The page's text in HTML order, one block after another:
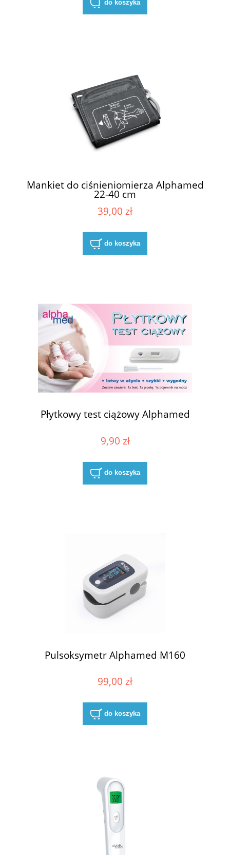
do koszyka
Mankiet do ciśnieniomierza Alphamed
22-40 cm
39,00 zł
do koszyka
Płytkowy test ciążowy Alphamed
9,90 zł
do koszyka
Pulsoksymetr Alphamed M160
99,00 zł
do koszyka